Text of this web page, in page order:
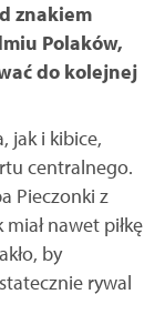
znakiem
Polaków,
do kolejnej
jak i kibice,
centralnego.
Pieczonki z
nawet piłkę
by
rywal